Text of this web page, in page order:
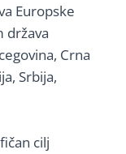
Europske
država
Crna
Srbija,
cilj